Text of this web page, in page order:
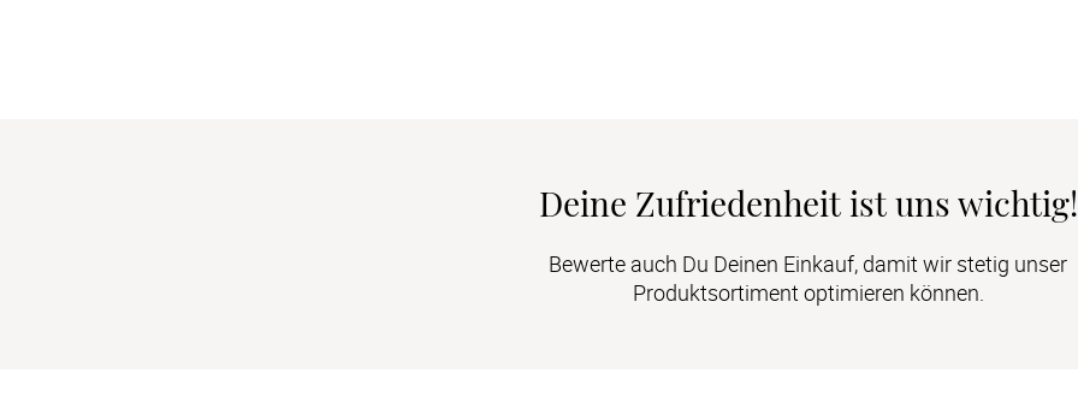
Deine Zufriedenheit ist uns wichtig!
Bewerte auch Du Deinen Einkauf, damit wir stetig unser
Produktsortiment optimieren können.